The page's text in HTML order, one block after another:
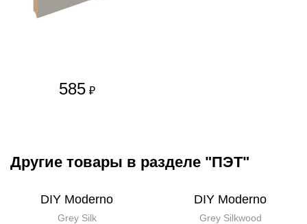
585 ₽
Другие товары в разделе "ПЭТ"
DIY Moderno
Grey Silk
DIY Moderno
Grey Silkwood